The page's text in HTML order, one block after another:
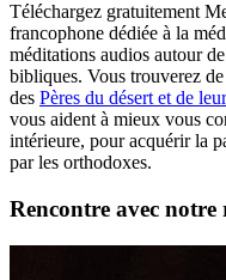
Téléchargez gratuitement
francophone dédiée à la
méditations audios autour
bibliques. Vous trouverez
des Pères du désert et de
vous aident à mieux vous
intérieure, pour acquérir la
par les orthodoxes.
Rencontre avec notre